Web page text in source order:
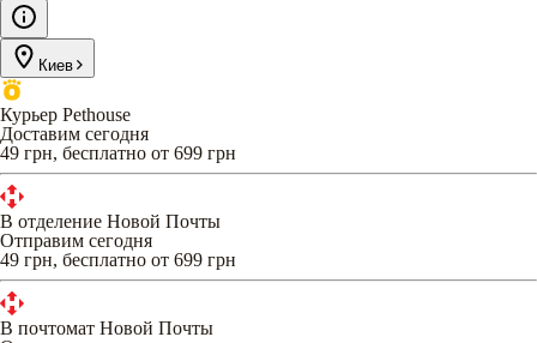
Киев
Курьер Pethouse
Доставим сегодня
49 грн, бесплатно от 699 грн
В отделение Новой Почты
Отправим сегодня
49 грн, бесплатно от 699 грн
В почтомат Новой Почты